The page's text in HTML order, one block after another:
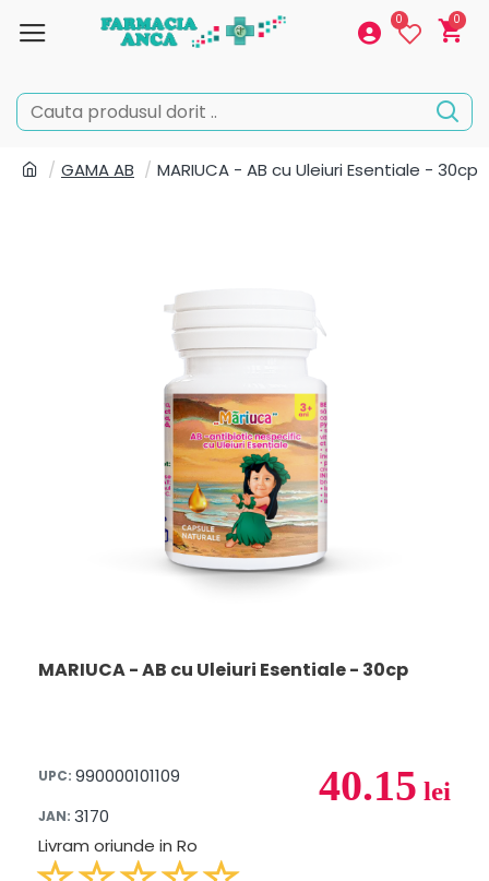
0 0
GAMA AB MARIUCA - AB cu Uleiuri Esentiale - 30cp
MARIUCA - AB cu Uleiuri Esentiale - 30cp
40.15 lei
UPC: 990000101109
JAN: 3170
Livram oriunde in Ro